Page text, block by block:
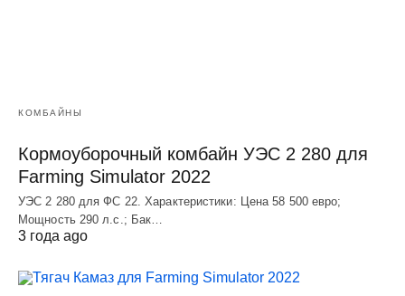
КОМБАЙНЫ
Кормоуборочный комбайн УЭC 2 280 для
Farming Simulator 2022
УЭC 2 280 для ФС 22. Характеристики: Цена 58 500 евро;
Мощность 290 л.с.; Бак…
3 года ago